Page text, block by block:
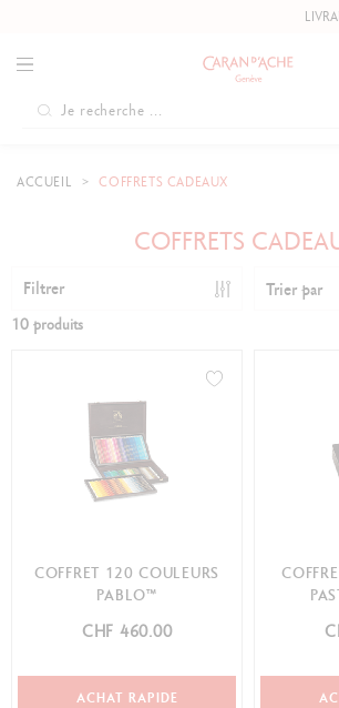
ACCUEIL COFFRETS CADEAUX
COFFRETS
Filtrer Trier par
10 produits
COFFRET 120 COULEURS
PABLO™
CHF 460.00
ACHAT RAPIDE